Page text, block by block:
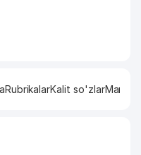
RubrikalarKalit so'zlarManzil